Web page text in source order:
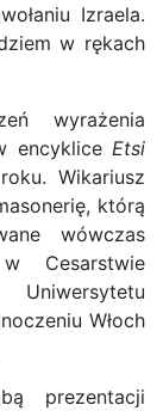
Izraela.
w rękach
wyrażenia
encyklice Etsi
Wikariusz
którą
wówczas
Cesarstwie
Włoch
prezentacji